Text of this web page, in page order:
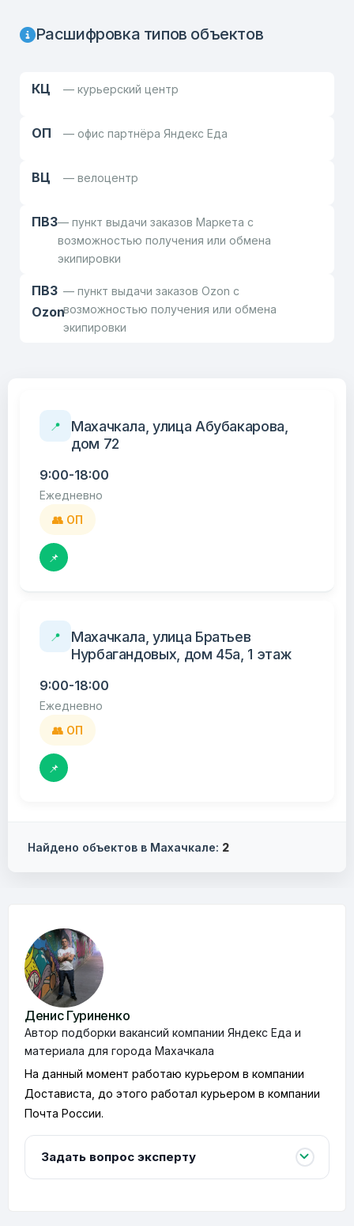
Расшифровка типов объектов
КЦ — курьерский центр
ОП — офис партнёра Яндекс Еда
ВЦ — велоцентр
ПВЗ— пункт выдачи заказов Маркета с
возможностью получения или обмена
экипировки
ПВЗ
Ozon
— пункт выдачи заказов Ozon с
возможностью получения или обмена
экипировки
📍
Махачкала, улица Абубакарова,
дом 72
9:00-18:00
Ежедневно
👥 ОП
📌
📍
Махачкала, улица Братьев
Нурбагандовых, дом 45а, 1 этаж
9:00-18:00
Ежедневно
👥 ОП
📌
Найдено объектов в Махачкале: 2
Денис Гуриненко
Автор подборки вакансий компании Яндекс Еда и
материала для города Махачкала
На данный момент работаю курьером в компании
Достависта, до этого работал курьером в компании
Почта России.
Задать вопрос эксперту